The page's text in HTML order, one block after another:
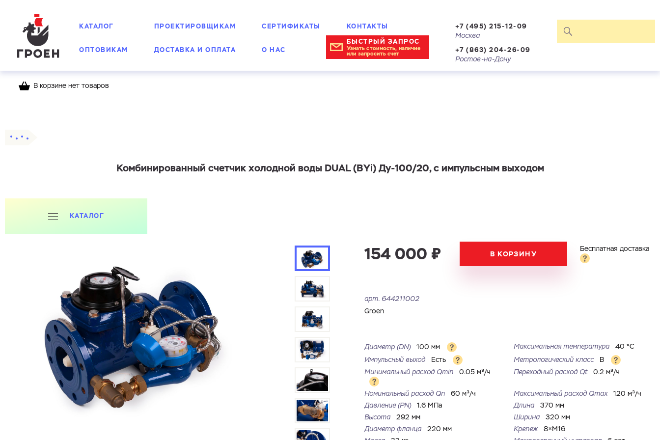
КАТАЛОГ
ОПТОВИКАМ
ПРОЕКТИРОВЩИКАМ
ДОСТАВКА И ОПЛАТА
СЕРТИФИКАТЫ
О НАС
КОНТАКТЫ
БЫСТРЫЙ ЗАПРОС
Узнать стоимость, наличие
или запросить счет
+7 (495) 215-12-09
Москва
+7 (863) 204-26-09
Ростов-на-Дону
В корзине нет товаров
Комбинированный счетчик холодной воды DUAL (BYi) Ду-100/20, с импульсным выходом
КАТАЛОГ
154 000 ₽ В КОРЗИНУ
Бесплатная доставка
арт. 644211002
Groen
Диаметр (DN) 100 мм Максимальная температура
40 °С
Импульсный выход
Есть Метрологический класс
B
Минимальный расход Qmin
0.05 м³/ч Переходный расход Qt 0.2 м³/ч
Номинальный расход Qn 60 м³/ч Максимальный расход Qmax
120 м³/ч
Давление (PN)
1.6 МПа Длина
370 мм
Высота
292 мм Ширина
320 мм
Диаметр фланца
220 мм Крепеж
8×M16